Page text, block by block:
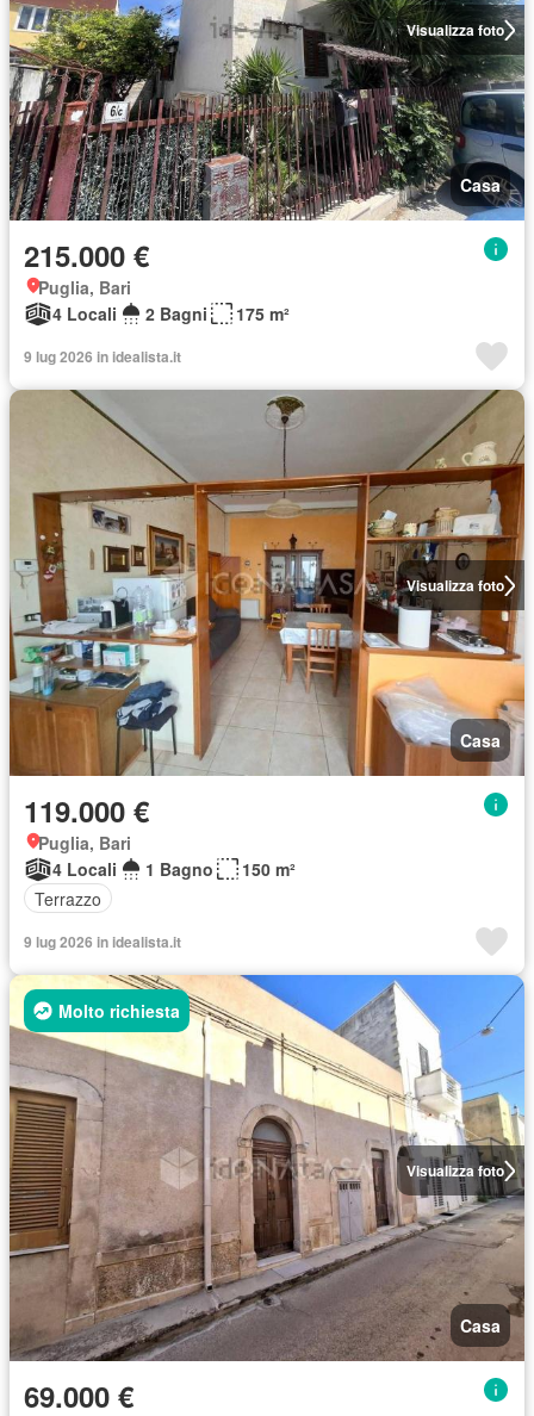
Visualizza foto
Casa
215.000 €
Puglia, Bari
4 Locali
2 Bagni 175 m²
9 lug 2026 in idealista.it
Visualizza foto
Casa
119.000 €
Puglia, Bari
4 Locali
1 Bagno
150 m²
Terrazzo
9 lug 2026 in idealista.it
Visualizza foto
Molto richiesta
Casa
69.000 €